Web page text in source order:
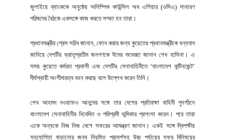
জুলাইয়ে ব্যাংককে অনুষ্ঠেয় অলিম্পিক কাউন্সিল অব এশিয়ার (ওসিএ) সাধারণ
পরিষদের বৈঠকে একসঙ্গে কাজ করতে সম্মত হন তারা।
প্রধানমন্ত্রীর প্রেস সচিব জানান, ফোন করার জন্য কুয়েতের প্রধানমন্ত্রীকে ধন্যবাদ
জানিয়ে দেশটির ভ্রাতৃপ্রতীম জনগণকে ঈদের শুভেচ্ছা জানান শেখ হাসিনা। এ
সময় কুয়েতে কর্মরত প্রবাসী এবং দেশটির সেনাবাহিনীতে ‘বাংলাদেশ কন্টিনজেন্ট’
দীর্ঘস্থায়ী অংশীদারত্ব বহন করছে বলে উল্লেখ করেন তিনি।
শেখ আহমদ নওয়াফও আনন্দের সঙ্গে তার দেশের প্রতিরক্ষা বাহিনী পুনর্গঠনে
বাংলাদেশ সেনাবাহিনীর নিবেদিত ও পরিশ্রমী ভূমিকার প্রশংসা করেন। পরে তারা
একে অন্যকে নিজ নিজ দেশে সফরের আমন্ত্রণ জানান। একই সঙ্গে দ্বিপক্ষীয়
সহযোগিতা বাড়ানোর জন্য নিয়মিত পরামর্শসহ উচ্চ পর্যায়ের সফর বিনিময়ের